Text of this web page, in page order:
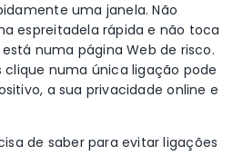
uma janela. Não
espreitadela rápida e não toca
numa página Web de risco.
clique numa única ligação pode
a sua privacidade online e
de saber para evitar ligações